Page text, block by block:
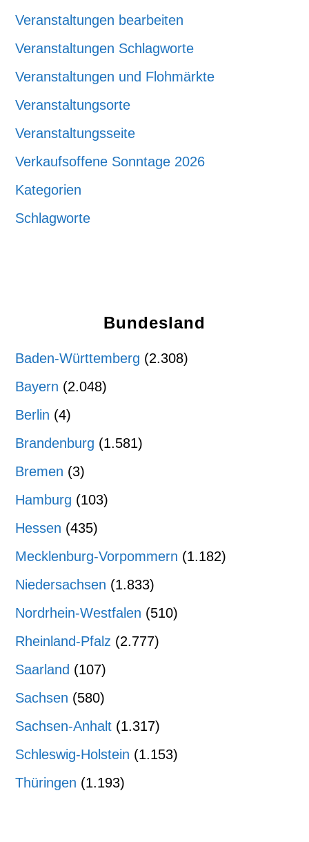
Veranstaltungen bearbeiten
Veranstaltungen Schlagworte
Veranstaltungen und Flohmärkte
Veranstaltungsorte
Veranstaltungsseite
Verkaufsoffene Sonntage 2026
Kategorien
Schlagworte
Bundesland
Baden-Württemberg (2.308)
Bayern (2.048)
Berlin (4)
Brandenburg (1.581)
Bremen (3)
Hamburg (103)
Hessen (435)
Mecklenburg-Vorpommern (1.182)
Niedersachsen (1.833)
Nordrhein-Westfalen (510)
Rheinland-Pfalz (2.777)
Saarland (107)
Sachsen (580)
Sachsen-Anhalt (1.317)
Schleswig-Holstein (1.153)
Thüringen (1.193)